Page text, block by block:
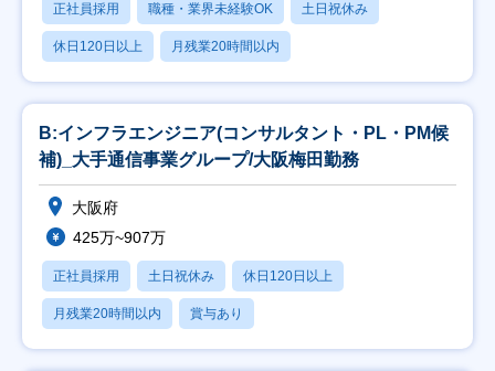
正社員採用 職種・業界未経験OK 土日祝休み
休日120日以上 月残業20時間以内
B:インフラエンジニア(コンサルタント・PL・PM候
補)_大手通信事業グループ/大阪梅田勤務
大阪府
425万~907万
正社員採用 土日祝休み 休日120日以上
月残業20時間以内 賞与あり